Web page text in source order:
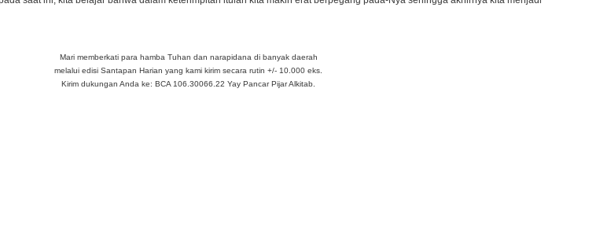
Mari memberkati para hamba Tuhan dan narapidana di banyak daerah
melalui edisi Santapan Harian yang kami kirim secara rutin +/- 10.000 eks.
Kirim dukungan Anda ke: BCA 106.30066.22 Yay Pancar Pijar Alkitab.